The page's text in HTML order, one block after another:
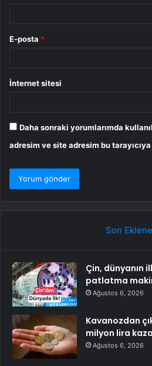
E-posta *
İnternet sitesi
Daha sonraki yorumlarımda
adresim ve site adresim bu
Son
Çin, dünyanın
patlatma
Ağustos 6, 2026
Kavanozdan
milyon lira
Ağustos 6, 2026